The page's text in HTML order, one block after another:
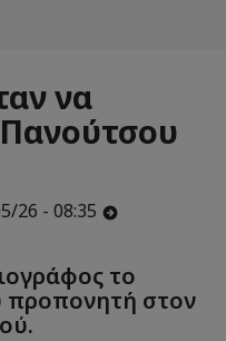
να
Πανούτσου
26 - 08:35
το
προπονητή στον